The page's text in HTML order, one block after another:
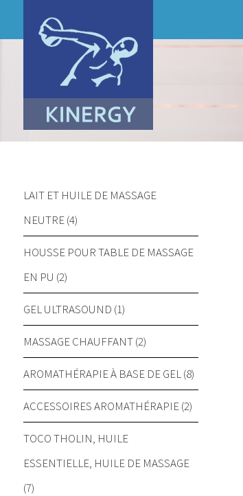
LAIT ET HUILE DE MASSAGE
NEUTRE (4)
HOUSSE POUR TABLE DE MASSAGE
EN PU (2)
GEL ULTRASOUND (1)
MASSAGE CHAUFFANT (2)
AROMATHÉRAPIE À BASE DE GEL (8)
ACCESSOIRES AROMATHÉRAPIE (2)
TOCO THOLIN, HUILE
ESSENTIELLE, HUILE DE MASSAGE
(7)